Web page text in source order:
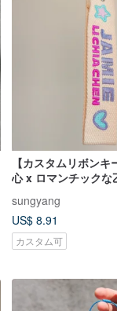
【カスタムリボン
心 x ロマンチックな
sungyang
US$ 8.91
カスタム可